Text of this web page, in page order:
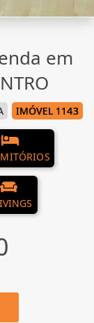
em
IMÓVEL 1143